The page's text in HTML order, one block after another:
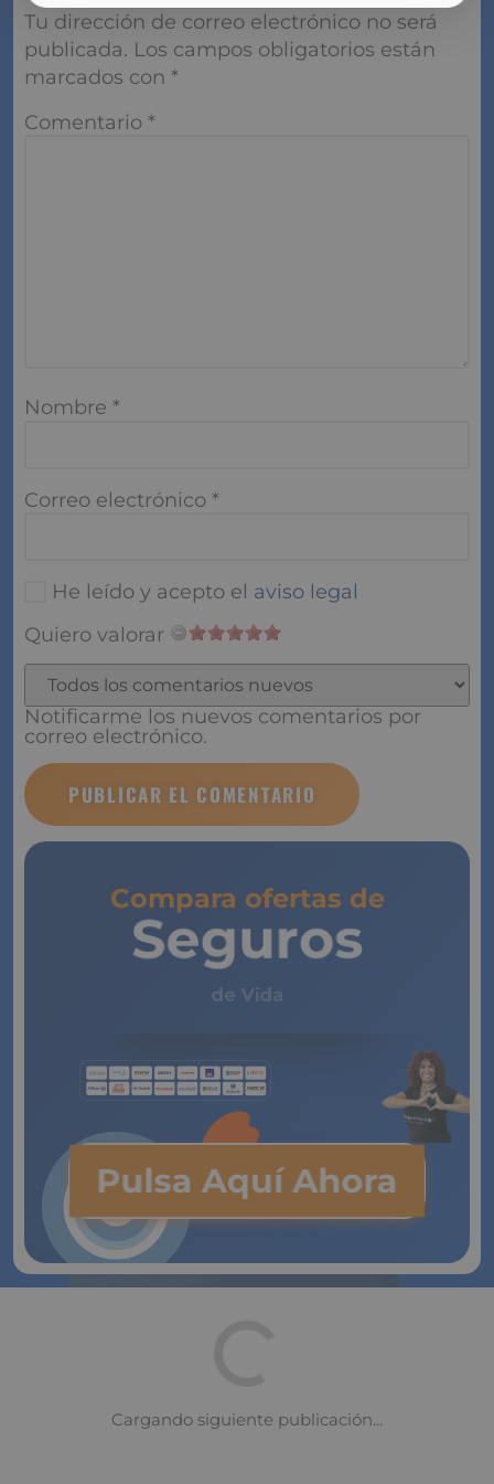
Tu dirección de correo electrónico no será
publicada. Los campos obligatorios están
marcados con *
Comentario *
Nombre *
Correo electrónico *
He leído y acepto el aviso legal
Quiero valorar
Notificarme los nuevos comentarios por
correo electrónico.
Compara ofertas de
Seguros
de Vida
Pulsa Aquí Ahora